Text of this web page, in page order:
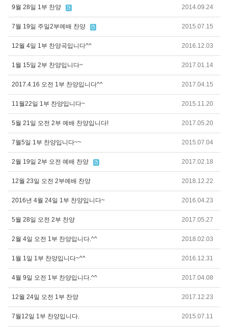
9월 28일 1부 찬양 2014.09.24
7월 19일 주일2부예배 찬양 2015.07.15
12월 4일 1부 찬양곡입니다^^ 2016.12.03
1월 15일 2부 찬양입니다~ 2017.01.14
2017.4.16 오전 1부 찬양입니다^^ 2017.04.15
11월22일 1부 찬양입니다~ 2015.11.20
5월 21일 오전 2부 예배 찬양입니다! 2017.05.20
7월5일 1부 찬양입니다~~ 2015.07.04
2월 19일 2부 오전 예배 찬양 2017.02.18
12월 23일 오전 2부예배 찬양 2018.12.22
2016년 4월 24일 1부 찬양입니다~ 2016.04.23
5월 28일 오전 2부 찬양 2017.05.27
2월 4일 오전 1부 찬양입니다.^^ 2018.02.03
1월 1일 1부 찬양입니다~^^ 2016.12.31
4월 9일 오전 1부 찬양입니다.^^ 2017.04.08
12월 24일 오전 1부 찬양 2017.12.23
7월12일 1부 찬양입니다. 2015.07.11